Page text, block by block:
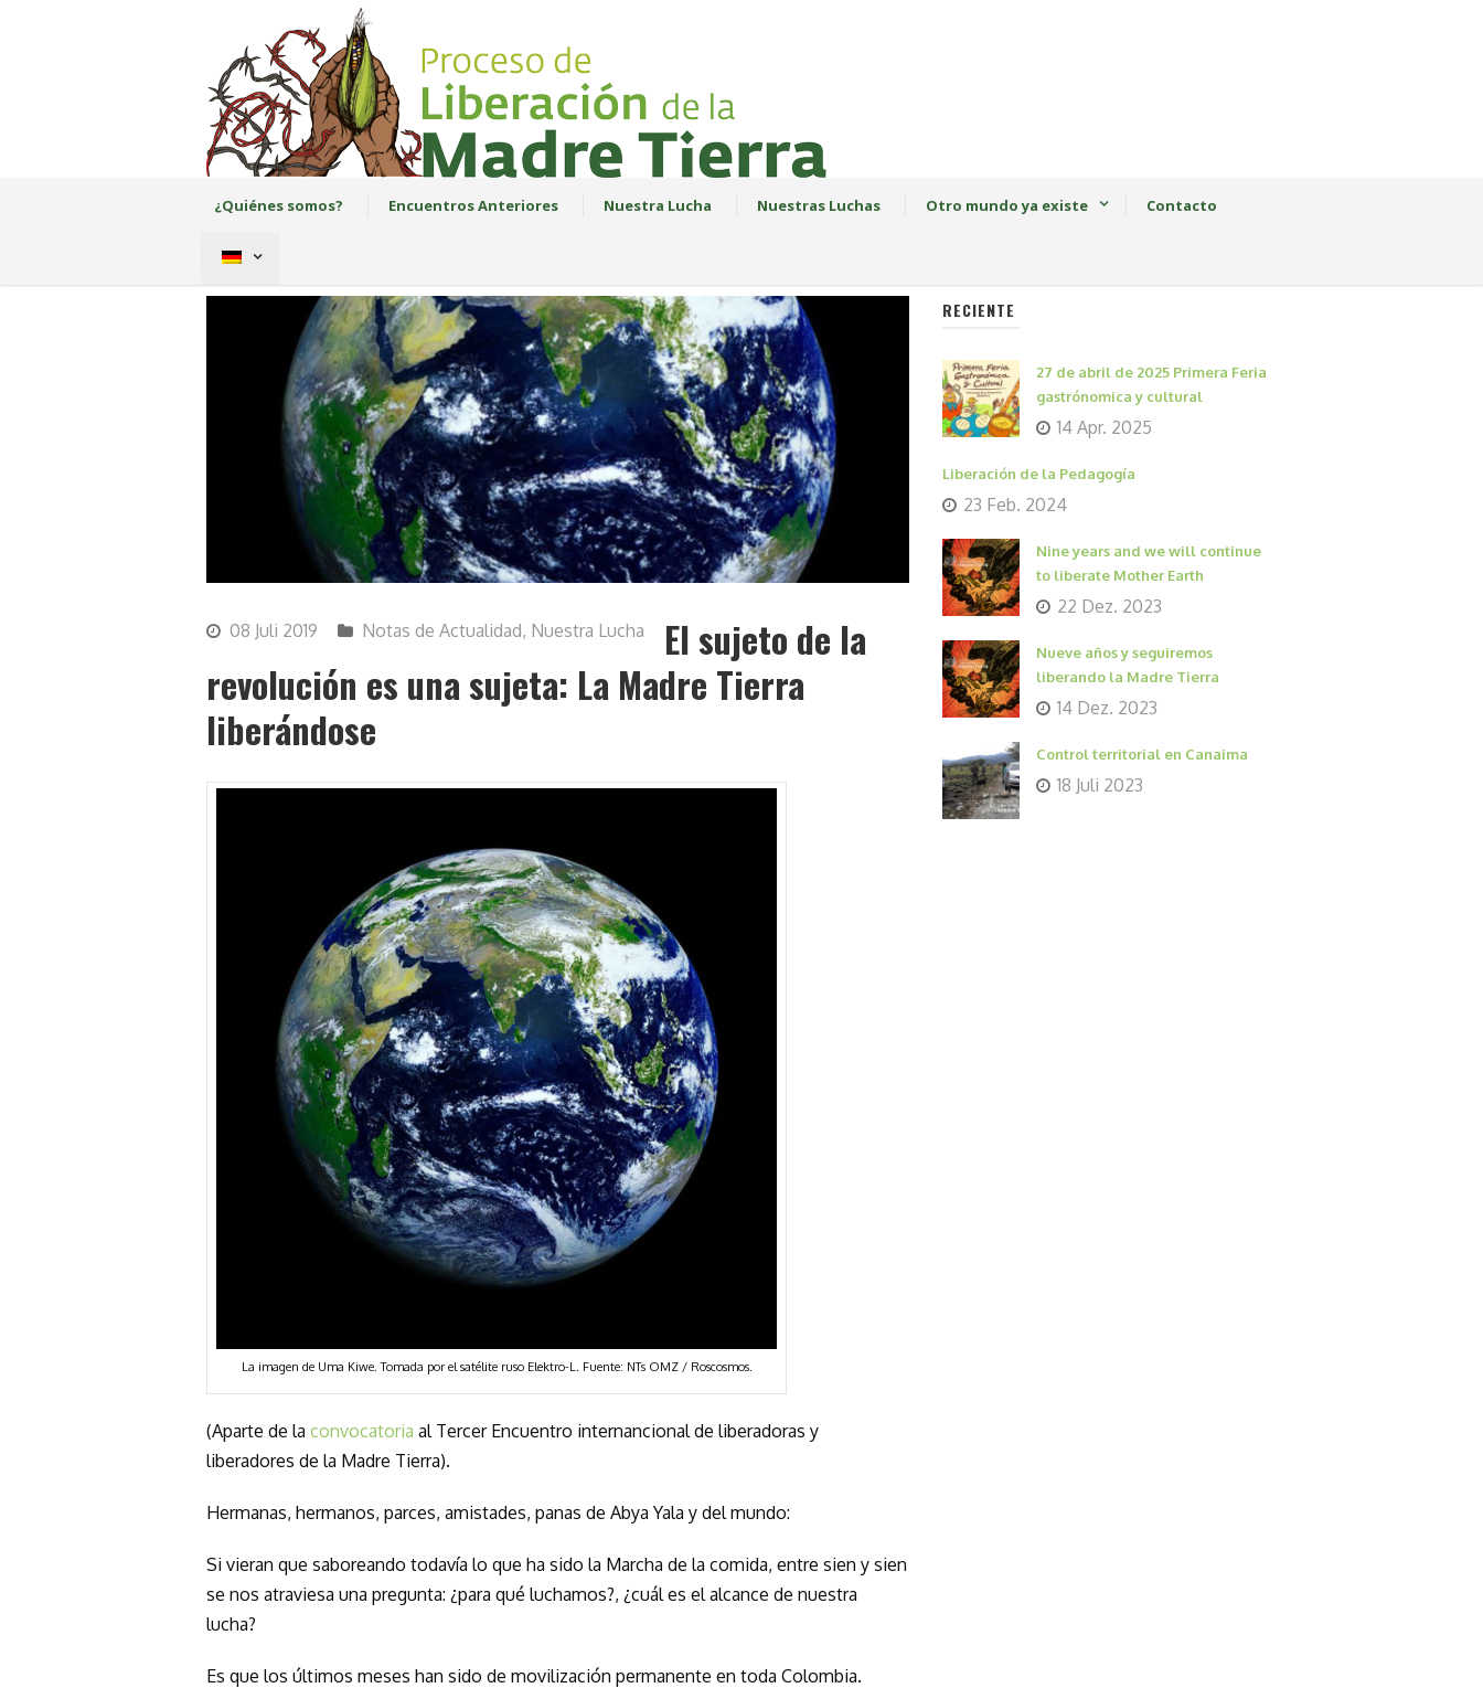
¿Quiénes somos? Encuentros Anteriores Nuestra Lucha Nuestras Luchas Otro mundo ya existe Contacto
08 Juli 2019 Notas de Actualidad, Nuestra Lucha
El sujeto de la
revolución es una sujeta: La Madre Tierra
liberándose
La imagen de Uma Kiwe. Tomada por el satélite ruso Elektro-L. Fuente: NTs OMZ / Roscosmos.
(Aparte de la convocatoria al Tercer Encuentro internancional de liberadoras y
liberadores de la Madre Tierra).
Hermanas, hermanos, parces, amistades, panas de Abya Yala y del mundo:
Si vieran que saboreando todavía lo que ha sido la Marcha de la comida, entre sien y sien
se nos atraviesa una pregunta: ¿para qué luchamos?, ¿cuál es el alcance de nuestra
lucha?
Es que los últimos meses han sido de movilización permanente en toda Colombia.
RECIENTE
27 de abril de 2025 Primera Feria
gastrónomica y cultural
14 Apr. 2025
Liberación de la Pedagogía
23 Feb. 2024
Nine years and we will continue
to liberate Mother Earth
22 Dez. 2023
Nueve años y seguiremos
liberando la Madre Tierra
14 Dez. 2023
Control territorial en Canaima
18 Juli 2023